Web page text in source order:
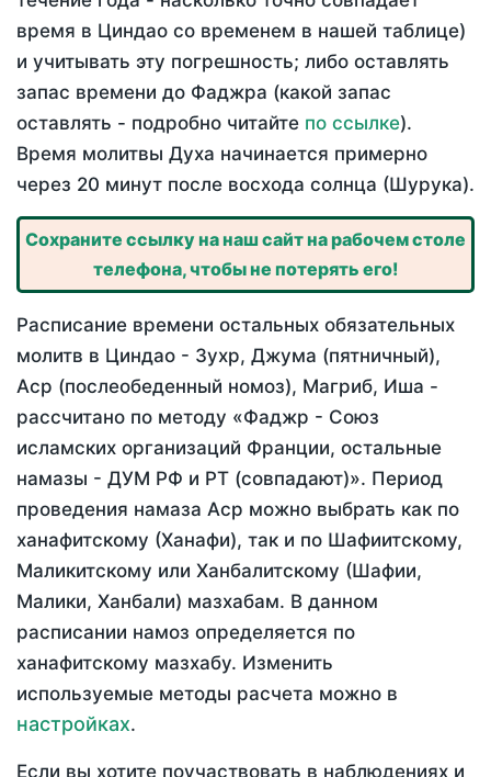
время в Циндао со временем в нашей таблице)
и учитывать эту погрешность; либо оставлять
запас времени до Фаджра (какой запас
оставлять - подробно читайте по ссылке).
Время молитвы Духа начинается примерно
через 20 минут после восхода солнца (Шурука).
Сохраните ссылку на наш сайт на рабочем столе
телефона, чтобы не потерять его!
Расписание времени остальных обязательных
молитв в Циндао - Зухр, Джума (пятничный),
Аср (послеобеденный номоз), Магриб, Иша -
рассчитано по методу «Фаджр - Союз
исламских организаций Франции, остальные
намазы - ДУМ РФ и РТ (совпадают)». Период
проведения намаза Аср можно выбрать как по
ханафитскому (Ханафи), так и по Шафиитскому,
Маликитскому или Ханбалитскому (Шафии,
Малики, Ханбали) мазхабам. В данном
расписании намоз определяется по
ханафитскому мазхабу. Изменить
используемые методы расчета можно в
настройках.
Если вы хотите поучаствовать в наблюдениях и